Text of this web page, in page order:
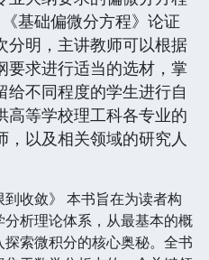
基础偏微分方程》论证
分明，主讲教师可以根据
要求进行适当的选材，掌
给不同程度的学生进行自
高等学校理工科各专业的
，以及相关领域的研究人
到收敛》 本书旨在为读者构
析理论体系，从最基本的概
索微积分的核心奥秘。全书